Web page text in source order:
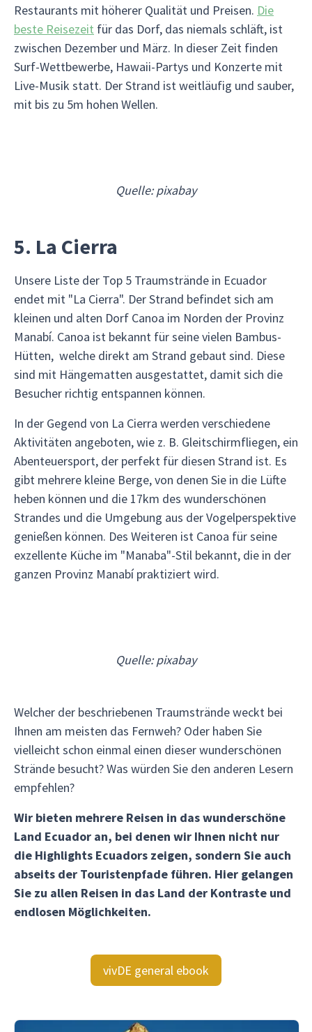
Restaurants mit höherer Qualität und Preisen. Die
beste Reisezeit für das Dorf, das niemals schläft, ist
zwischen Dezember und März. In dieser Zeit finden
Surf-Wettbewerbe, Hawaii-Partys und Konzerte mit
Live-Musik statt. Der Strand ist weitläufig und sauber,
mit bis zu 5m hohen Wellen.
Quelle: pixabay
5. La Cierra
Unsere Liste der Top 5 Traumstrände in Ecuador
endet mit "La Cierra". Der Strand befindet sich am
kleinen und alten Dorf Canoa im Norden der Provinz
Manabí. Canoa ist bekannt für seine vielen Bambus-
Hütten, welche direkt am Strand gebaut sind. Diese
sind mit Hängematten ausgestattet, damit sich die
Besucher richtig entspannen können.
In der Gegend von La Cierra werden verschiedene
Aktivitäten angeboten, wie z. B. Gleitschirmfliegen, ein
Abenteuersport, der perfekt für diesen Strand ist. Es
gibt mehrere kleine Berge, von denen Sie in die Lüfte
heben können und die 17km des wunderschönen
Strandes und die Umgebung aus der Vogelperspektive
genießen können. Des Weiteren ist Canoa für seine
exzellente Küche im "Manaba"-Stil bekannt, die in der
ganzen Provinz Manabí praktiziert wird.
Quelle: pixabay
Welcher der beschriebenen Traumstrände weckt bei
Ihnen am meisten das Fernweh? Oder haben Sie
vielleicht schon einmal einen dieser wunderschönen
Strände besucht? Was würden Sie den anderen Lesern
empfehlen?
Wir bieten mehrere Reisen in das wunderschöne
Land Ecuador an, bei denen wir Ihnen nicht nur
die Highlights Ecuadors zeigen, sondern Sie auch
abseits der Touristenpfade führen. Hier gelangen
Sie zu allen Reisen in das Land der Kontraste und
endlosen Möglichkeiten.
vivDE general ebook